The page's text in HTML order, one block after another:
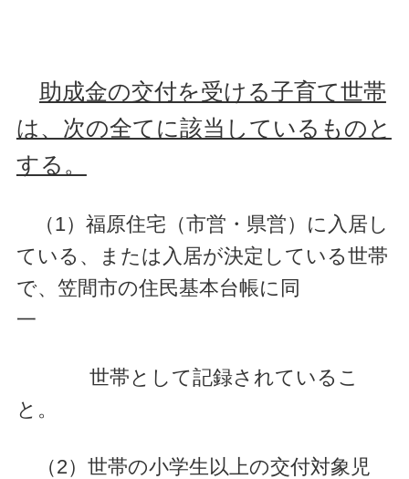
助成金の交付を受ける子育て世帯
は、次の全てに該当しているものと
する。
（1）福原住宅（市営・県営）に入居し
ている、または入居が決定している世帯
で、笠間市の住民基本台帳に同
一
世帯として記録されているこ
と。
（2）世帯の小学生以上の交付対象児